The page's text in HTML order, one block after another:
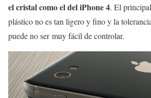
el cristal como el del iPhone 4. El
plástico no es tan ligero y fino y la
puede no ser muy fácil de controlar.